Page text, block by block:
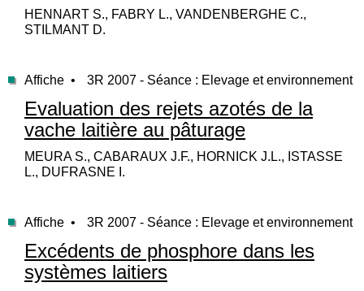
HENNART S., FABRY L., VANDENBERGHE C.,
STILMANT D.
Affiche • 3R 2007 - Séance : Elevage et environnement
Evaluation des rejets azotés de la
vache laitière au pâturage
MEURA S., CABARAUX J.F., HORNICK J.L., ISTASSE
L., DUFRASNE I.
Affiche • 3R 2007 - Séance : Elevage et environnement
Excédents de phosphore dans les
systèmes laitiers